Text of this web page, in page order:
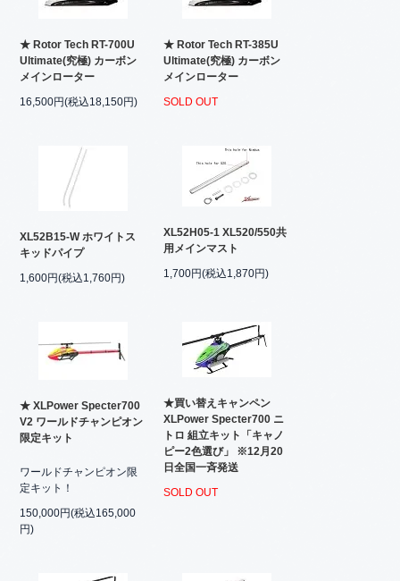
★ Rotor Tech RT-700U
Ultimate(究極) カーボン
メインローター
16,500円(税込18,150円)
★ Rotor Tech RT-385U
Ultimate(究極) カーボン
メインローター
SOLD OUT
XL52B15-W ホワイトス
キッドパイプ
1,600円(税込1,760円)
XL52H05-1 XL520/550共
用メインマスト
1,700円(税込1,870円)
★ XLPower Specter700
V2 ワールドチャンピオン
限定キット
ワールドチャンピオン限
定キット！
150,000円(税込165,000
円)
★買い替えキャンペン
XLPower Specter700 ニ
トロ 組立キット「キャノ
ピー2色選び」 ※12月20
日全国一斉発送
SOLD OUT